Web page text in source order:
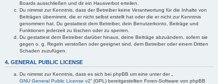
Boards ausschließen und dir ein Hausverbot erteilen.
Du nimmst zur Kenntnis, dass der Betreiber keine Verantwortung für die Inhalte von
Beiträgen übernimmt, die er nicht selbst erstellt hat oder die er nicht zur Kenntnis
genommen hat. Du gestattest dem Betreiber, dein Benutzerkonto, Beiträge und
Funktionen jederzeit zu löschen oder zu sperren.
Du gestattest dem Betreiber darüber hinaus, deine Beiträge abzuändern, sofern sie
gegen o. g. Regeln verstoßen oder geeignet sind, dem Betreiber oder einem Dritten
Schaden zuzufügen.
4. GENERAL PUBLIC LICENSE
Du nimmst zur Kenntnis, dass es sich bei phpBB um eine unter der „
GNU General Public License v2“ (GPL) bereitgestellten Foren-Software von phpBB